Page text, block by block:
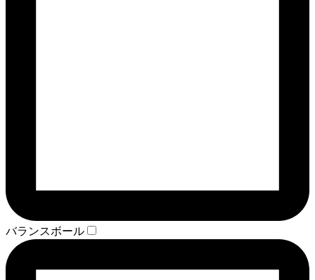
バランスボール